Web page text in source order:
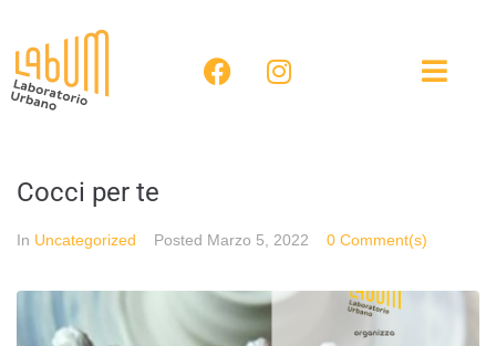
Cocci per te
In Uncategorized Posted Marzo 5, 2022 0 Comment(s)